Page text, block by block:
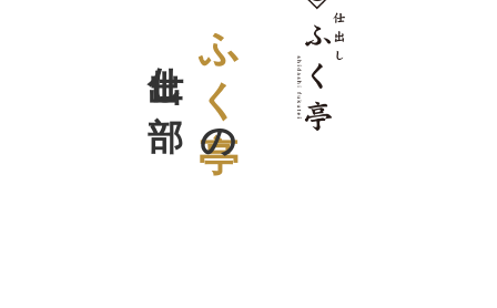
ふく亭
の
仕出し部